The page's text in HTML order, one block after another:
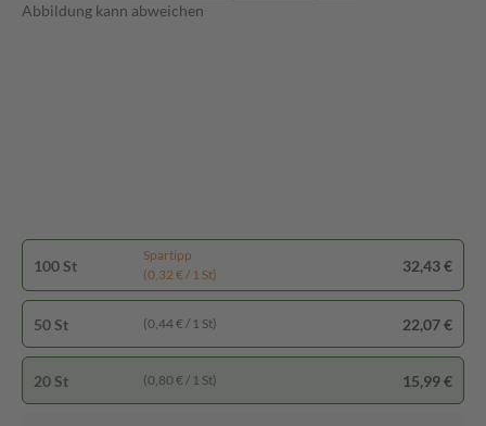
Abbildung kann abweichen
100 St
Spartipp
(0,32 € / 1 St)
32,43 €
50 St (0,44 € / 1 St) 22,07 €
20 St (0,80 € / 1 St) 15,99 €